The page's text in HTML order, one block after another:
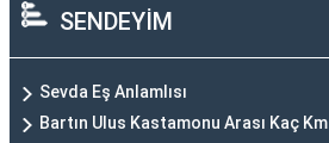
SENDEYİM
Sevda Eş Anlamlısı
Bartın Ulus Kastamonu Arası Kaç Km